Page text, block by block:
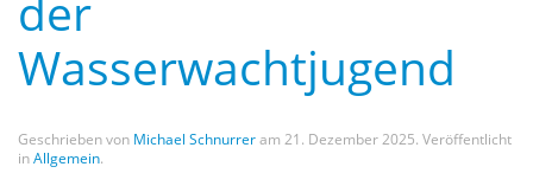
Wasserwachtjugend
Geschrieben von Michael Schnurreram 21. Dezember 2025. Veröffentlicht
inAllgemein.